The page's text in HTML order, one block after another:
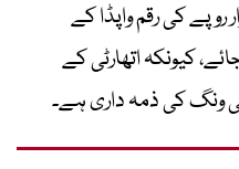
گئی 2 کروڑ 57 لاکھ 44 ہزار روپے کی رقم واپڈا کے
کیونکہ اتھارٹی کے
ونگ کی ذمہ داری ہے۔